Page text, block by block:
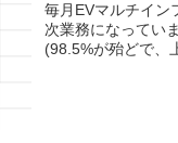
毎月EVマルチイン
次業務になってい
(98.5%が殆どで、